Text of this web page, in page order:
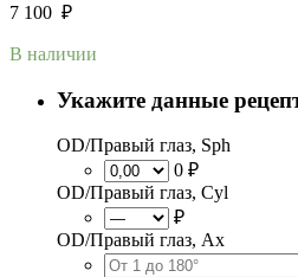
7 100 ₽
В наличии
Укажите данные
OD/Правый глаз, Sph
0 ₽
OD/Правый глаз, Cyl
₽
OD/Правый глаз, Ax